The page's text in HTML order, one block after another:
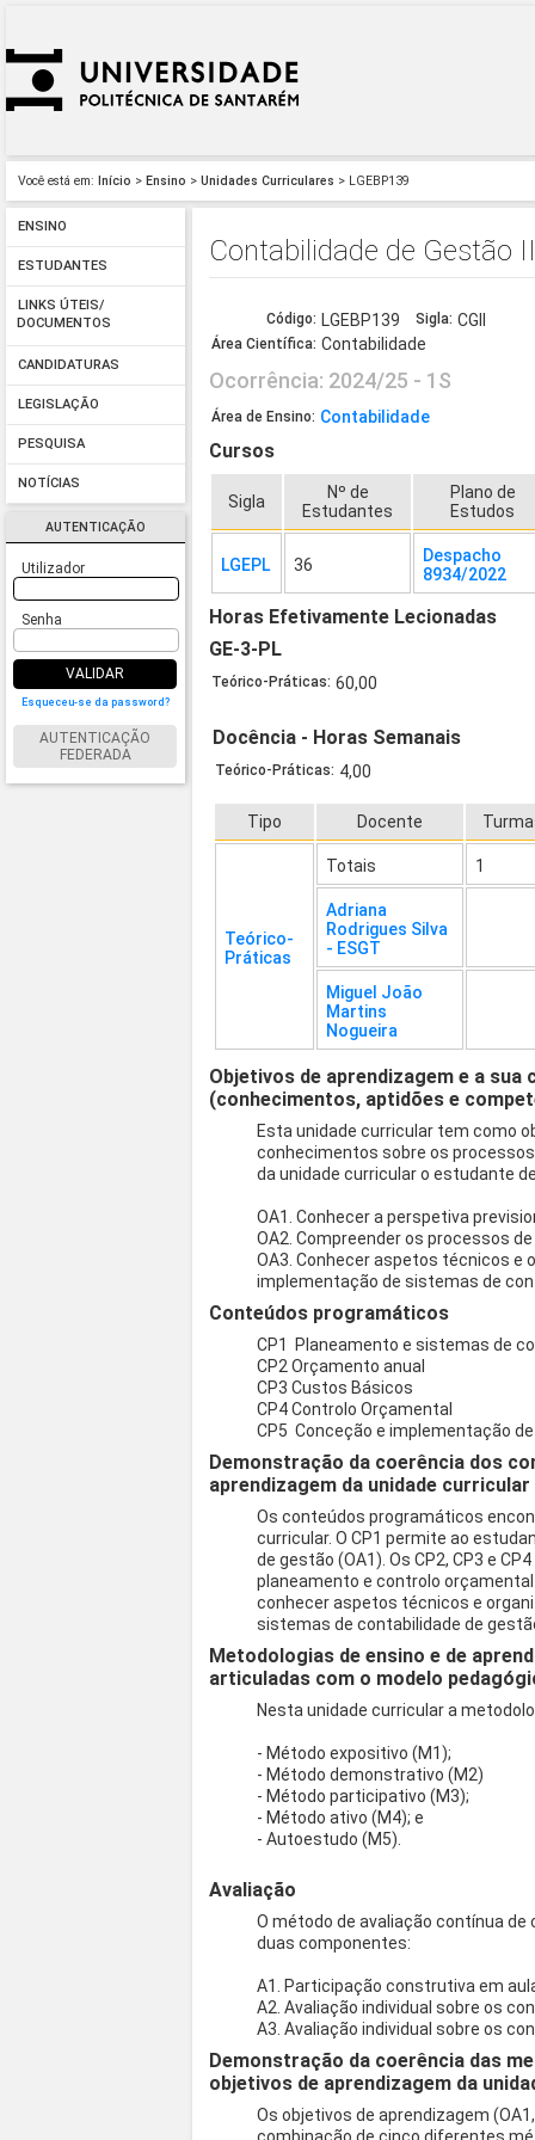
Você está em: Início > Ensino > Unidades Curriculares > LGEBP139
ENSINO
ESTUDANTES
LINKS ÚTEIS/
DOCUMENTOS
CANDIDATURAS
LEGISLAÇÃO
PESQUISA
NOTÍCIAS
AUTENTICAÇÃO
Utilizador
Senha
VALIDAR
Esqueceu-se da password?
AUTENTICAÇÃO
FEDERADA
Contabilidade de Gestão
Código: LGEBP139 Sigla: CGII
Área Científica: Contabilidade
Ocorrência: 2024/25 - 1S
Área de Ensino: Contabilidade
Cursos
Sigla
Nº de
Estudantes
Plano de
Estudos
LGEPL 36
Despacho
8934/2022
Horas Efetivamente Lecionadas
GE-3-PL
Teórico-Práticas: 60,00
Docência - Horas Semanais
Teórico-Práticas: 4,00
Tipo Docente
Teórico-
Práticas
Totais 1
Adriana
Rodrigues Silva
- ESGT
Miguel João
Martins
Nogueira
Objetivos de aprendizagem e a
(conhecimentos, aptidões e
Esta unidade curricular tem como
conhecimentos sobre os
da unidade curricular o estudante
OA1. Conhecer a perspetiva
OA2. Compreender os processos
OA3. Conhecer aspetos técnicos e
implementação de sistemas de
Conteúdos programáticos
CP1 Planeamento e sistemas de
CP2 Orçamento anual
CP3 Custos Básicos
CP4 Controlo Orçamental
CP5 Conceção e implementação
Demonstração da coerência dos
aprendizagem da unidade curricular
Os conteúdos programáticos
curricular. O CP1 permite ao
de gestão (OA1). Os CP2, CP3 e
planeamento e controlo
conhecer aspetos técnicos e
sistemas de contabilidade de
Metodologias de ensino e de
articuladas com o modelo
Nesta unidade curricular a
- Método expositivo (M1);
- Método demonstrativo (M2)
- Método participativo (M3);
- Método ativo (M4); e
- Autoestudo (M5).
Avaliação
O método de avaliação contínua
duas componentes:
A1. Participação construtiva em
A2. Avaliação individual sobre os
A3. Avaliação individual sobre os
Demonstração da coerência das
objetivos de aprendizagem da
Os objetivos de aprendizagem